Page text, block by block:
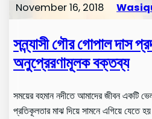
November 16, 2018
সন্ন্যাসী গৌর গোপাল দাস
অনুপ্রেরণামূলক বক্তব্য
সময়ের বহমান নদীতে আমাদের জীবন
প্রতিকূলতার মাঝ দিয়ে সামনে এগিয়ে যেতে